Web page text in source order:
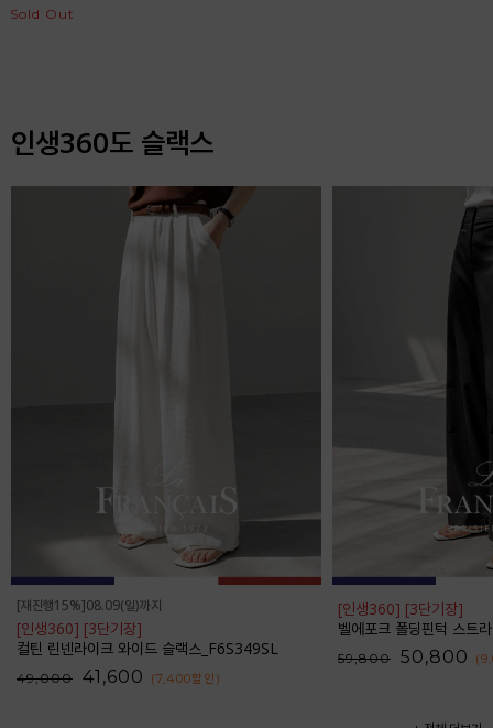
Sold Out
인생360도 슬랙스
[재진행15%]08.09(일)까지
[인생360] [3단기장]
컬틴 린넨라이크 와이드 슬랙스_F6S349SL
49,000 41,600 (7,400할인 )
[인생360] [3단기장]
벨에포크 폴딩핀턱 스트라이
59,800 50,800